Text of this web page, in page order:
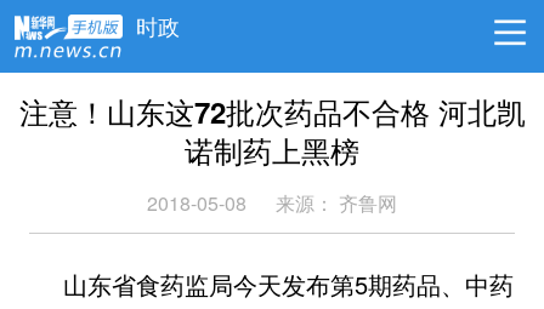
时政
注意！山东这72批次药品不合格 河北凯
诺制药上黑榜
2018-05-08 来源： 齐鲁网
山东省食药监局今天发布第5期药品、中药